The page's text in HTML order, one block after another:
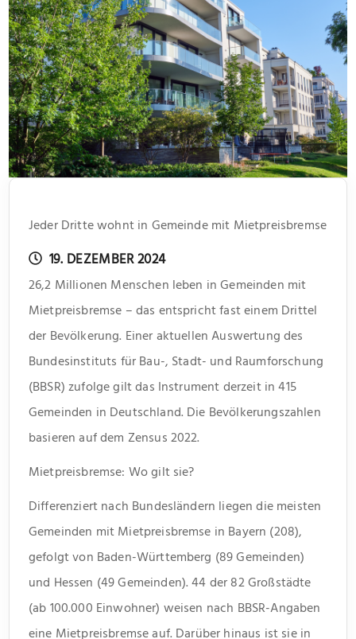
Jeder Dritte wohnt in Gemeinde mit Mietpreisbremse
19. DEZEMBER 2024
26,2 Millionen Menschen leben in Gemeinden mit
Mietpreisbremse – das entspricht fast einem Drittel
der Bevölkerung. Einer aktuellen Auswertung des
Bundesinstituts für Bau-, Stadt- und Raumforschung
(BBSR) zufolge gilt das Instrument derzeit in 415
Gemeinden in Deutschland. Die Bevölkerungszahlen
basieren auf dem Zensus 2022.
Mietpreisbremse: Wo gilt sie?
Differenziert nach Bundesländern liegen die meisten
Gemeinden mit Mietpreisbremse in Bayern (208),
gefolgt von Baden-Württemberg (89 Gemeinden)
und Hessen (49 Gemeinden). 44 der 82 Großstädte
(ab 100.000 Einwohner) weisen nach BBSR-Angaben
eine Mietpreisbremse auf. Darüber hinaus ist sie in